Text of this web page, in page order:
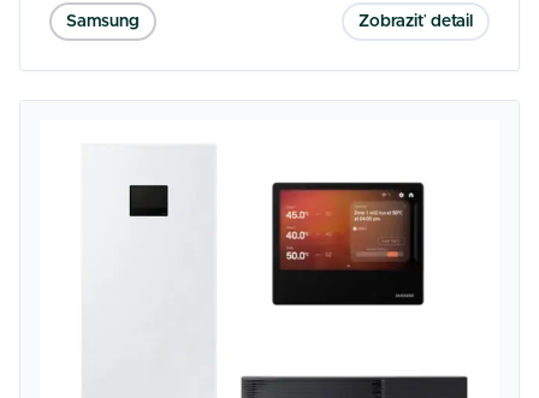
energetickou triedou A+++ a možnosťou ovládania
cez aplikáciu SmartThings.
Samsung Zobraziť detail